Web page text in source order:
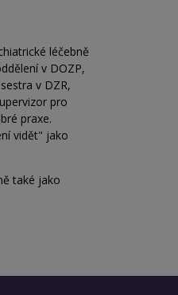
léčebně
v DOZP,
v DZR,
pro
praxe.
vidět" jako
také jako